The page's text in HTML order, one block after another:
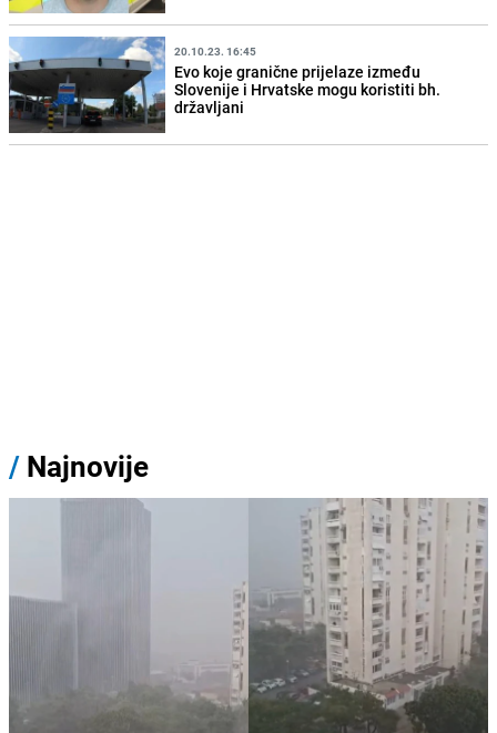
20.10.23. 16:45
Evo koje granične prijelaze između
Slovenije i Hrvatske mogu koristiti bh.
državljani
/ Najnovije